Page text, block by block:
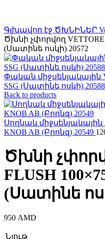
Գլխավոր էջ ԾԽՆԻՆԵՐ
Ծխնի չփորվող VETTORE
(Սատինե ոսկի) 20572
Փական միջսենյակային
SSG (Սատինե ոսկի) 20588
Back to products
Սողնակ միջսենյակային
KNOB AB (Բրոնզ) 20549
Ծխնի
FLUSH
(Սատինե
950 AMD
Նյութ